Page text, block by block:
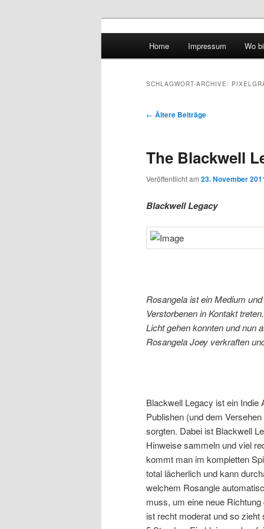
vidgames.de
Zum Inhalt wechseln
Zum sekundären Inhalt
Home Impressum Wo
SCHLAGWORT-ARCHIVE:
Artikelnavigation
← Ältere Beiträge
The Blackwell
Veröffentlicht am 23. November
Blackwell Legacy
Rosangela ist ein Medium
Verstorbenen in Kontakt
Licht gehen konnten und nun
Rosangela Joey verkraften
Blackwell Legacy ist ein Indie
Publishen (und dem
sorgten. Dabei ist Blackwell
Hinweise sammeln und viel
kommt man im kompletten
total lächerlich und kann
welchem Rosangle
muss, um eine neue
ist recht moderat und so